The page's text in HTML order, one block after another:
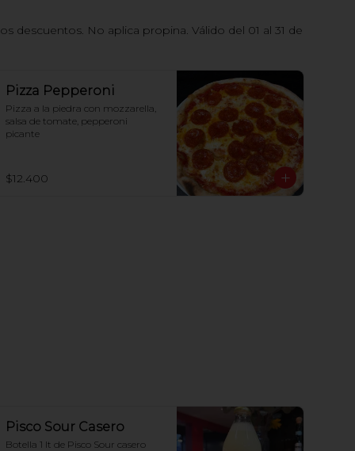
descuentos. No aplica propina. Válido del 01 al 31 de
Pizza Pepperoni
Pizza a la piedra con mozzarella,
salsa de tomate, pepperoni
picante
$12.400
Pisco Sour Casero
Botella 1 lt de Pisco Sour casero